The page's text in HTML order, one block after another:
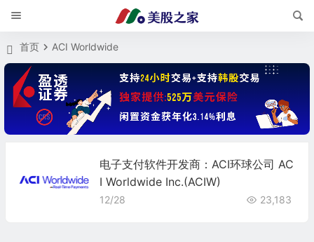
首页 ACI Worldwide
电子支付软件开发商：ACI环球公司 AC
I Worldwide Inc.(ACIW)
12/28 23,183